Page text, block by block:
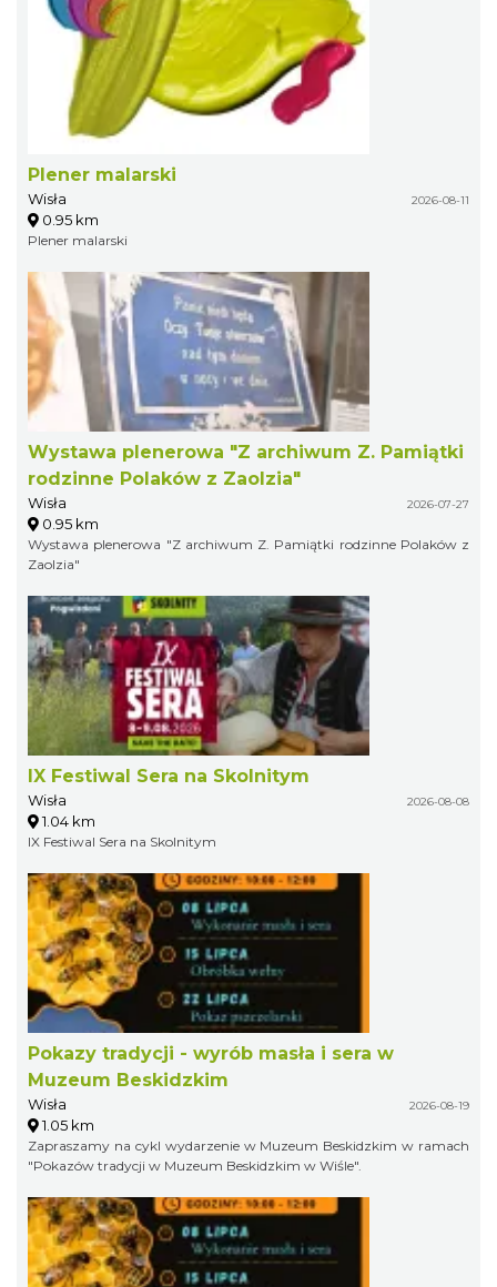
Plener malarski
Wisła 2026-08-11
0.95 km
Plener malarski
Wystawa plenerowa "Z archiwum Z. Pamiątki
rodzinne Polaków z Zaolzia"
Wisła 2026-07-27
0.95 km
Wystawa plenerowa "Z archiwum Z. Pamiątki rodzinne Polaków z
Zaolzia"
IX Festiwal Sera na Skolnitym
Wisła 2026-08-08
1.04 km
IX Festiwal Sera na Skolnitym
Pokazy tradycji - wyrób masła i sera w
Muzeum Beskidzkim
Wisła 2026-08-19
1.05 km
Zapraszamy na cykl wydarzenie w Muzeum Beskidzkim w ramach
"Pokazów tradycji w Muzeum Beskidzkim w Wiśle".